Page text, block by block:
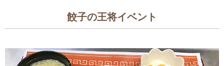
餃子の王将イベント